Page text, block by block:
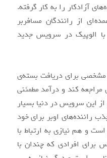
درصد راننده‌های آزادکار را به کار گرفته.
از رانندگان مسافربر
الوپیک در سرویس جدید
مشخصی برای دریافت بسته‌ی
مراجعه کند و درآمد مطمئنی
این سرویس در دنیا بسیار
راننده‌های اوبر برای خود
و هم نیازی به ارتباط با
برای افرادی که چندان با